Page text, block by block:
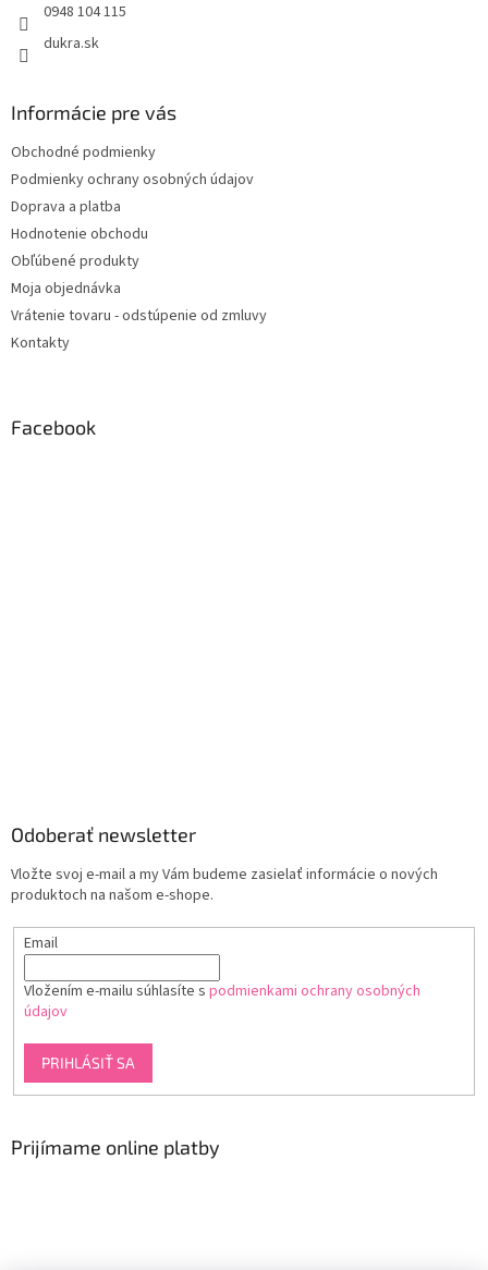
0948 104 115
dukra.sk
Informácie pre vás
Obchodné podmienky
Podmienky ochrany osobných údajov
Doprava a platba
Hodnotenie obchodu
Obľúbené produkty
Moja objednávka
Vrátenie tovaru - odstúpenie od zmluvy
Kontakty
Facebook
Odoberať newsletter
Vložte svoj e-mail a my Vám budeme zasielať informácie o nových
produktoch na našom e-shope.
Email
Vložením e-mailu súhlasíte s podmienkami ochrany osobných
údajov
PRIHLÁSIŤ SA
Prijímame online platby